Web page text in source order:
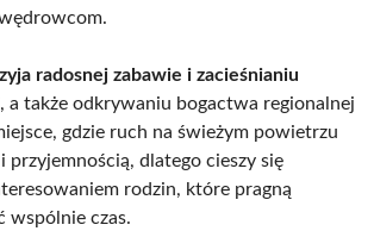
radosnej zabawie i zacieśnianiu
, a także odkrywaniu bogactwa regionalnej
gdzie ruch na świeżym powietrzu
i przyjemnością, dlatego cieszy się
rodzin, które pragną
wspólnie czas.